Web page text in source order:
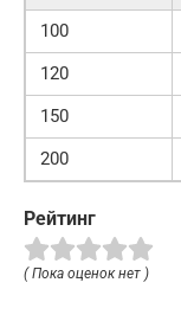
100
120
150
200
Рейтинг
( Пока оценок нет )